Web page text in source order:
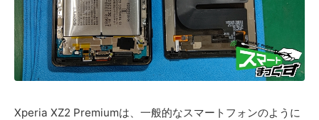
Xperia XZ2 Premiumは、一般的なスマートフォンのように